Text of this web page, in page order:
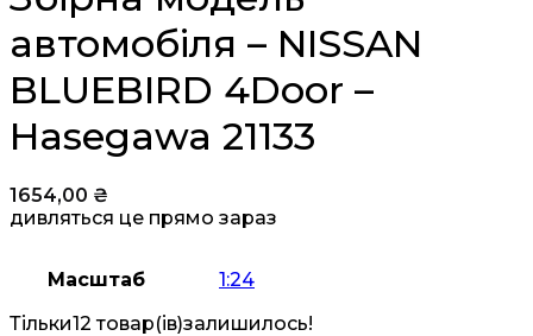
автомобіля – NISSAN
BLUEBIRD 4Door –
Hasegawa 21133
1654,00 ₴
дивляться це прямо зараз
Масштаб
1:24
Тільки12 товар(ів)залишилось!